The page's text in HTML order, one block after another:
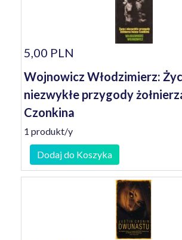
5,00 PLN
Wojnowicz Włodzimierz:
niezwykłe przygody
Czonkina
1 produkt/y
Dodaj do Koszyka